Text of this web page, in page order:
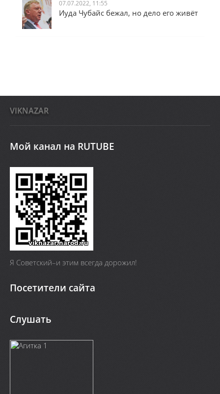
07.07.2022, 11:55
Иуда Чубайс бежал, но дело его живёт
VIKNAZAR
Мой канал на RUTUBE
Я Cоветский–и этим всегда дорожил!
Посетители сайта
Слушать